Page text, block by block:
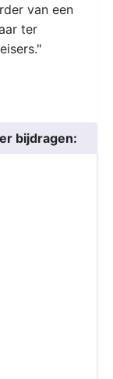
van een
ter
bijdragen: